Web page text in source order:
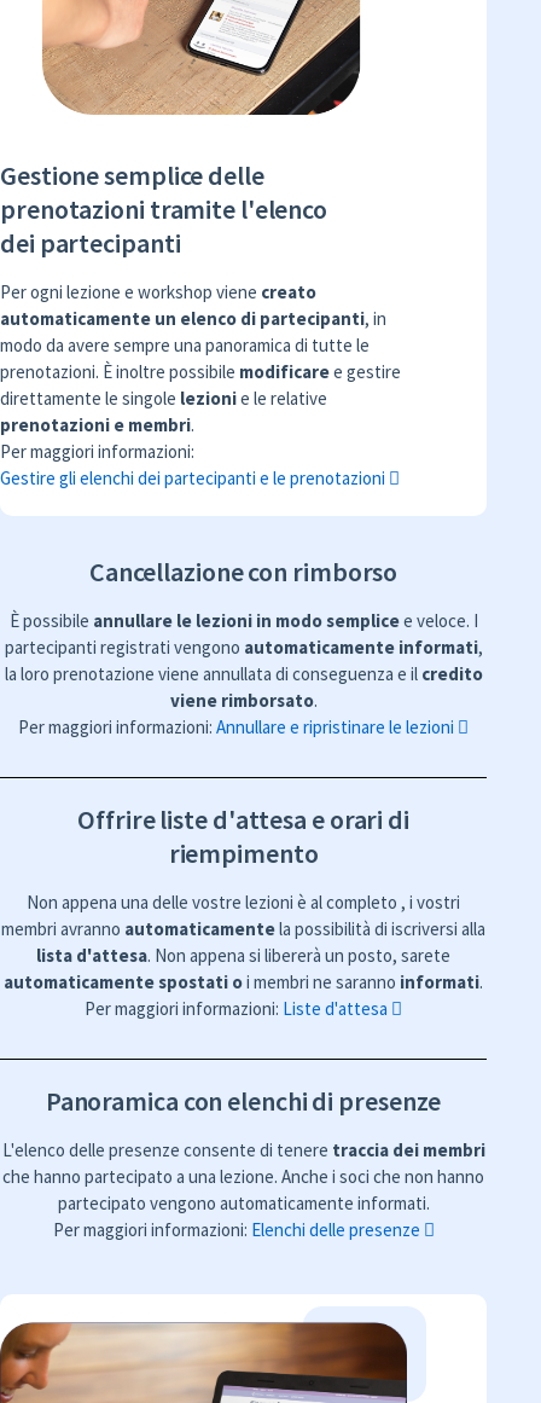
Gestione semplice delle
prenotazioni tramite l'elenco
dei partecipanti
Per ogni lezione e workshop viene creato
automaticamente un elenco di partecipanti, in
modo da avere sempre una panoramica di tutte le
prenotazioni. È inoltre possibile modificaree gestire
direttamente le singole lezionie le relative
prenotazioni e membri.
Per maggiori informazioni:
Gestire gli elenchi dei partecipanti e le prenotazioni
Cancellazione con rimborso
È possibile annullare le lezioni in modo semplicee veloce. I
partecipanti registrati vengono automaticamente informati,
la loro prenotazione viene annullata di conseguenza e il credito
viene rimborsato.
Per maggiori informazioni:Annullare e ripristinare le lezioni
Offrire liste d'attesa e orari di
riempimento
Non appena una delle vostre lezioni è al completo , i vostri
membri avranno automaticamentela possibilità di iscriversi alla
lista d'attesa. Non appena si libererà un posto, sarete
automaticamente spostati oi membri ne saranno informati.
Per maggiori informazioni: Liste d'attesa
Panoramica con elenchi di presenze
L'elenco delle presenze consente di tenere traccia dei membri
che hanno partecipato a una lezione. Anche i soci che non hanno
partecipato vengono automaticamente informati.
Per maggiori informazioni: Elenchi delle presenze